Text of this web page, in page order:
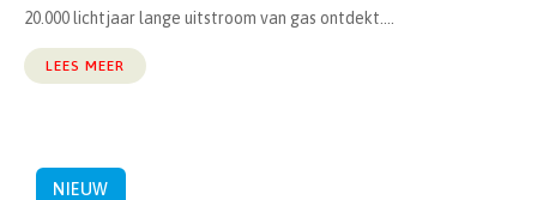
20.000 lichtjaar lange uitstroom van gas ontdekt....
LEES MEER
NIEUW